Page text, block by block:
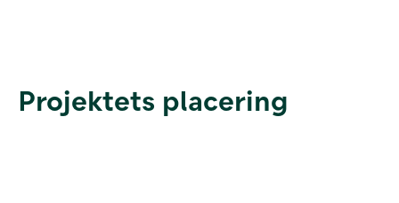
Projektets placering